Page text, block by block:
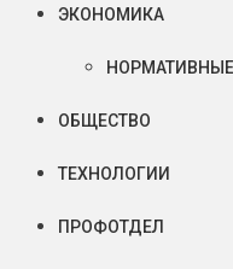
ЭКОНОМИКА
ОБЩЕСТВО
ТЕХНОЛОГИИ
ПРОФОТДЕЛ